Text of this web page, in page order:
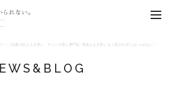
フ･･･ | 武蔵小杉 よもぎ蒸し・モリンガ蒸し専門店 ' 美肌よもぎ蒸し もう蒸されずにはいられない。'